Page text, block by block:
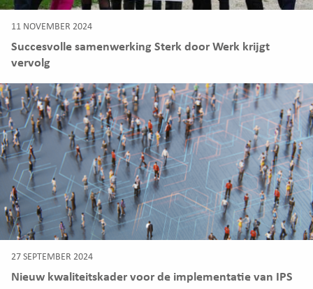
11 NOVEMBER 2024
Succesvolle samenwerking Sterk door Werk krijgt
vervolg
27 SEPTEMBER 2024
Nieuw kwaliteitskader voor de implementatie van IPS